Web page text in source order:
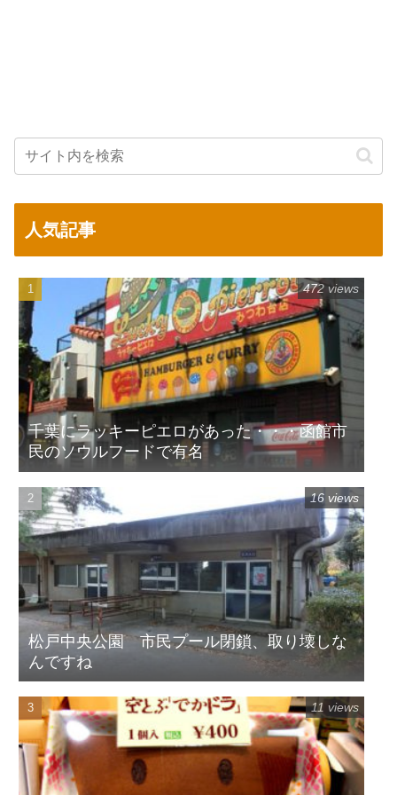
人気記事
千葉にラッキーピエロがあった・・・函館市
民のソウルフードで有名
472 views
松戸中央公園 市民プール閉鎖、取り壊しな
んですね
16 views
11 views